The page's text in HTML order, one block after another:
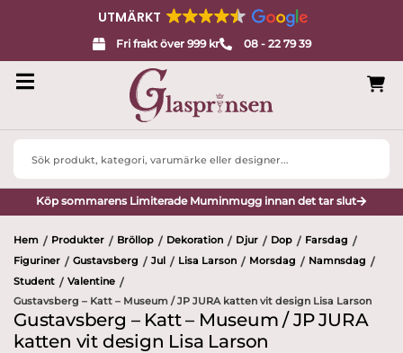
UTMÄRKT
Fri frakt över 999 kr 08 - 22 79 39
Search
Köp sommarens Limiterade Muminmugg innan det tar slut
Hem / Produkter / Bröllop / Dekoration / Djur / Dop / Farsdag /
Figuriner / Gustavsberg / Jul / Lisa Larson / Morsdag / Namnsdag /
Student / Valentine /
Gustavsberg – Katt – Museum / JP JURA katten vit design Lisa Larson
Gustavsberg – Katt – Museum / JP JURA
katten vit design Lisa Larson